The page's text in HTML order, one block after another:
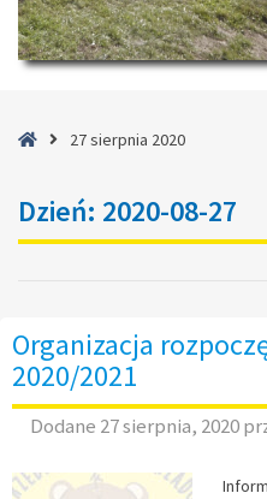
Strona27 sierpnia 2020
Dzień: 2020-08-27
Organizacja
2020/2021
Dodane 27 sierpnia, 2020